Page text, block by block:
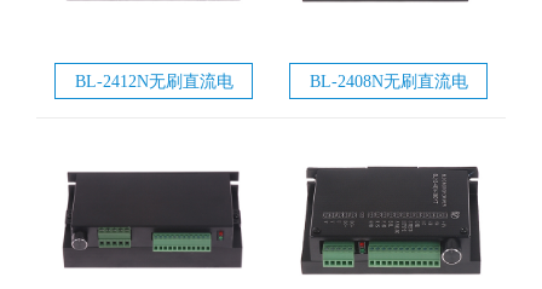
BL-2412N无刷直流电
BL-2408N无刷直流电